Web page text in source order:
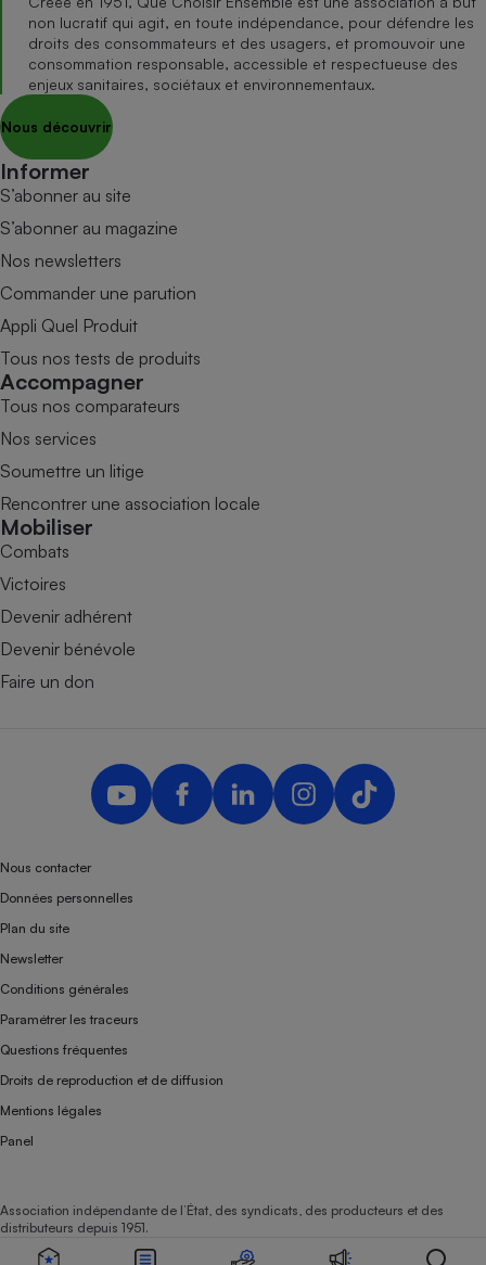
non lucratif qui agit, en toute indépendance, pour défendre les
droits des consommateurs et des usagers, et promouvoir une
consommation responsable, accessible et respectueuse des
enjeux sanitaires, sociétaux et environnementaux.
Nous découvrir
Informer
S’abonner au site
S’abonner au magazine
Nos newsletters
Commander une parution
Appli Quel Produit
Tous nos tests de produits
Accompagner
Tous nos comparateurs
Nos services
Soumettre un litige
Rencontrer une association locale
Mobiliser
Combats
Victoires
Devenir adhérent
Devenir bénévole
Faire un don
Nous contacter
Données personnelles
Plan du site
Newsletter
Conditions générales
Paramétrer les traceurs
Questions fréquentes
Droits de reproduction et de diffusion
Mentions légales
Panel
Association indépendante de l’État, des syndicats, des producteurs et des
distributeurs depuis 1951.